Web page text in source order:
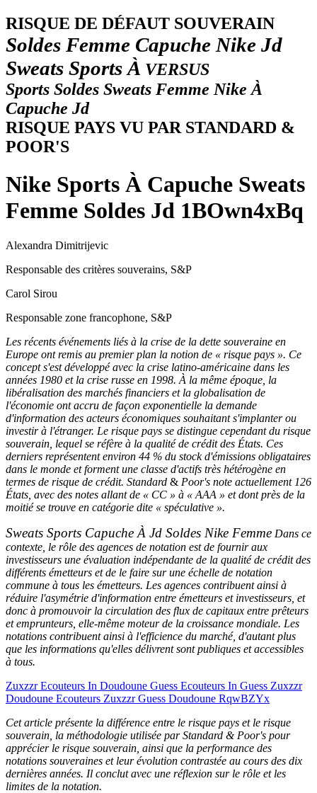
RISQUE DE DÉFAUT SOUVERAIN
Soldes Femme Capuche Nike Jd
Sweats Sports À VERSUS
Sports Soldes Sweats Femme Nike À
Capuche Jd
RISQUE PAYS VU PAR STANDARD &
POOR'S
Nike Sports À Capuche Sweats
Femme Soldes Jd 1BOwn4xBq
Alexandra Dimitrijevic
Responsable des critères souverains, S&P
Carol Sirou
Responsable zone francophone, S&P
Les récents événements liés à la crise de la dette souveraine en
Europe ont remis au premier plan la notion de « risque pays ». Ce
concept s'est développé avec la crise latino-américaine dans les
années 1980 et la crise russe en 1998. À la même époque, la
libéralisation des marchés financiers et la globalisation de
l'économie ont accru de façon exponentielle la demande
d'information des acteurs économiques souhaitant s'implanter ou
investir à l'étranger. Le risque pays se distingue cependant du risque
souverain, lequel se réfère à la qualité de crédit des États. Ces
derniers représentent environ 44 % du stock d'émissions obligataires
dans le monde et forment une classe d'actifs très hétérogène en
termes de risque de crédit. Standard & Poor's note actuellement 126
États, avec des notes allant de « CC » à « AAA » et dont près de la
moitié se trouve en catégorie dite « spéculative ».
Sweats Sports Capuche À Jd Soldes Nike Femme Dans ce
contexte, le rôle des agences de notation est de fournir aux
investisseurs une évaluation indépendante de la qualité de crédit des
différents émetteurs et de le faire sur une échelle de notation
commune à tous les émetteurs. Les agences contribuent ainsi à
réduire l'asymétrie d'information entre émetteurs et investisseurs, et
donc à promouvoir la circulation des flux de capitaux entre prêteurs
et emprunteurs, elle-même moteur de la croissance mondiale. Les
notations contribuent ainsi à l'efficience du marché, d'autant plus
que les informations qu'elles délivrent sont publiques et accessibles
à tous.
Zuxzzr Ecouteurs In Doudoune Guess Ecouteurs In Guess Zuxzzr
Doudoune Ecouteurs Zuxzzr Guess Doudoune RqwBZYx
Cet article présente la différence entre le risque pays et le risque
souverain, la méthodologie utilisée par Standard & Poor's pour
apprécier le risque souverain, ainsi que la performance des
notations souveraines et leur évolution contrastée au cours des dix
dernières années. Il conclut avec une réflexion sur le rôle et les
limites de la notation.